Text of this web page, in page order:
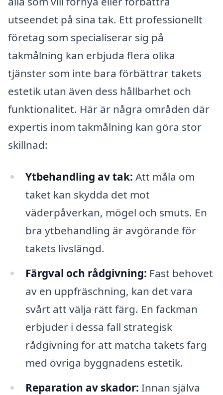
utseendet på sina tak. Ett professionellt
företag som specialiserar sig på
takmålning kan erbjuda flera olika
tjänster som inte bara förbättrar takets
estetik utan även dess hållbarhet och
funktionalitet. Här är några områden där
expertis inom takmålning kan göra stor
skillnad:
Ytbehandling av tak: Att måla om
taket kan skydda det mot
väderpåverkan, mögel och smuts. En
bra ytbehandling är avgörande för
takets livslängd.
Färgval och rådgivning: Fast behovet
av en uppfräschning, kan det vara
svårt att välja rätt färg. En fackman
erbjuder i dessa fall strategisk
rådgivning för att matcha takets färg
med övriga byggnadens estetik.
Reparation av skador: Innan själva